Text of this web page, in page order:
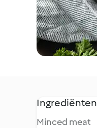
Ingrediënten
Minced meat